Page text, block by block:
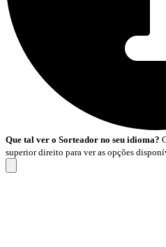
Que tal ver o Sorteador no seu idioma?
superior direito para ver as opções